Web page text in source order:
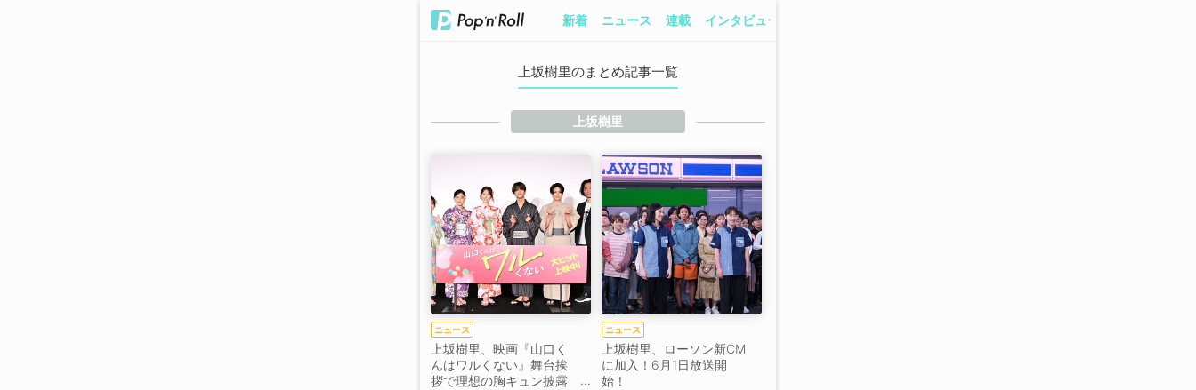
新着 ニュース 連載 インタビュー
上坂樹里のまとめ記事一覧
上坂樹里
ニュース
上坂樹里、映画『山口く
んはワルくない』舞台挨
拶で理想の胸キュン披露
ニュース
上坂樹里、ローソン新CM
に加入！6月1日放送開
始！